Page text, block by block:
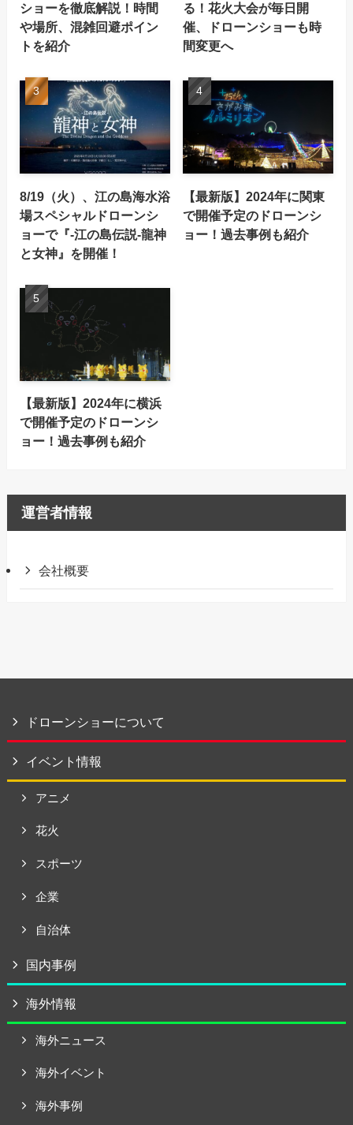
ショーを徹底解説！時間
や場所、混雑回避ポイン
トを紹介
る！花火大会が毎日開
催、ドローンショーも時
間変更へ
8/19（火）、江の島海水浴
場スペシャルドローンシ
ョーで『-江の島伝説-龍神
と女神』を開催！
【最新版】2024年に関東
で開催予定のドローンシ
ョー！過去事例も紹介
【最新版】2024年に横浜
で開催予定のドローンシ
ョー！過去事例も紹介
運営者情報
会社概要
ドローンショーについて
イベント情報
アニメ
花火
スポーツ
企業
自治体
国内事例
海外情報
海外ニュース
海外イベント
海外事例